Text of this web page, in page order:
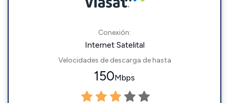
Conexión:
Internet Satelital
Velocidades de descarga de hasta
150Mbps